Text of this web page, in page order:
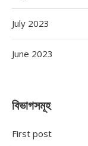
July 2023
June 2023
বিভাগসমূহ
First post